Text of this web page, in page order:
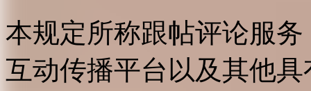
本规定所称跟帖评论服
互动传播平台以及其他